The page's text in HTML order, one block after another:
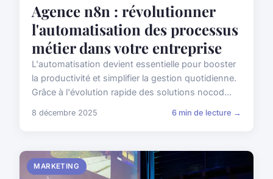
Agence n8n : révolutionner
l'automatisation des processus
métier dans votre entreprise
L'automatisation devient essentielle pour booster
la productivité et simplifier la gestion quotidienne.
Grâce à l'évolution rapide des solutions nocod...
8 décembre 2025 6 min de lecture →
MARKETING